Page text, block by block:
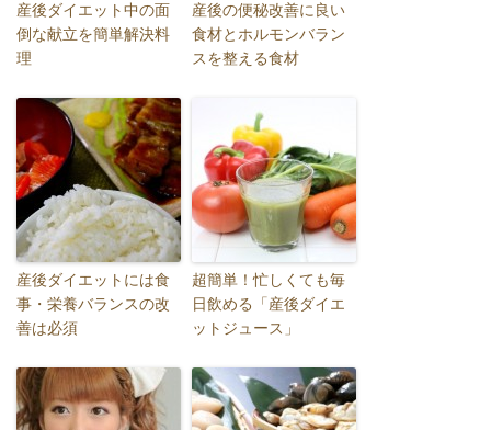
産後ダイエット中の面
倒な献立を簡単解決料
理
産後の便秘改善に良い
食材とホルモンバラン
スを整える食材
産後ダイエットには食
事・栄養バランスの改
善は必須
超簡単！忙しくても毎
日飲める「産後ダイエ
ットジュース」